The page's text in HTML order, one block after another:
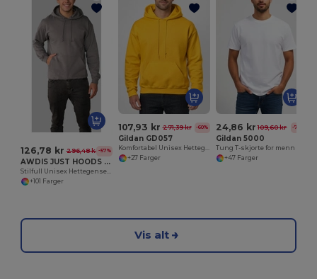
126,78 kr 296,48 kr -57%
AWDIS JUST HOODS JH001
+101 Farger
107,93 kr 271,39 kr -60%
Gildan GD057
+27 Farger
24,86 kr 109,60 kr -77%
Gildan 5000
Tung T-skjorte for menn
+47 Farger
Vis alt